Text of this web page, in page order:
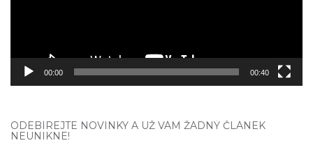
00:00 00:40
ODEBÍREJTE NOVINKY A UŽ VÁM ŽÁDNÝ ČLÁNEK
NEUNIKNE!